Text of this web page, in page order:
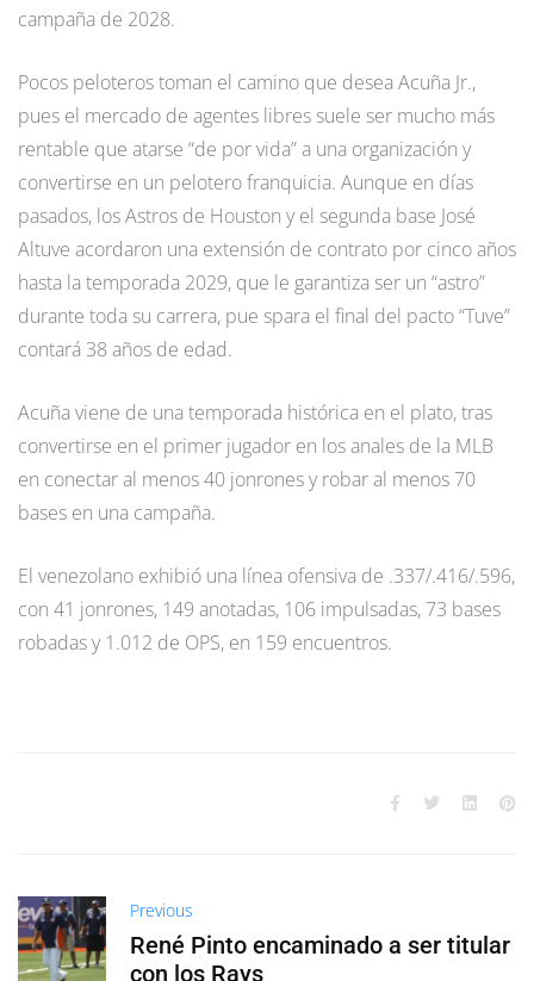
campaña de 2028.
Pocos peloteros toman el camino que desea Acuña Jr.,
pues el mercado de agentes libres suele ser mucho más
rentable que atarse “de por vida” a una organización y
convertirse en un pelotero franquicia. Aunque en días
pasados, los Astros de Houston y el segunda base José
Altuve acordaron una extensión de contrato por cinco años
hasta la temporada 2029, que le garantiza ser un “astro”
durante toda su carrera, pue spara el final del pacto “Tuve”
contará 38 años de edad.
Acuña viene de una temporada histórica en el plato, tras
convertirse en el primer jugador en los anales de la MLB
en conectar al menos 40 jonrones y robar al menos 70
bases en una campaña.
El venezolano exhibió una línea ofensiva de .337/.416/.596,
con 41 jonrones, 149 anotadas, 106 impulsadas, 73 bases
robadas y 1.012 de OPS, en 159 encuentros.
Previous
René Pinto encaminado a ser titular
con los Rays